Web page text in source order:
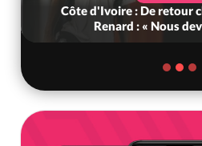
Côte d'Ivoire : De retour
Renard : « Nous